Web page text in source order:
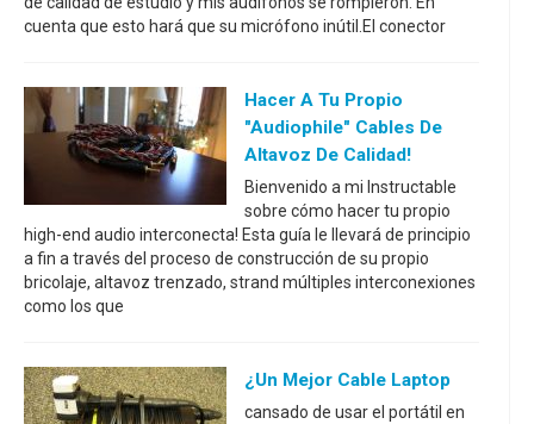
cuenta que esto hará que su micrófono inútil.El conector
Hacer A Tu Propio
"audiophile" Cables De
Altavoz De Calidad!
Bienvenido a mi Instructable
sobre cómo hacer tu propio
high-end audio interconecta! Esta guía le llevará de principio
a fin a través del proceso de construcción de su propio
bricolaje, altavoz trenzado, strand múltiples interconexiones
como los que
¿Un Mejor Cable Laptop
cansado de usar el portátil en